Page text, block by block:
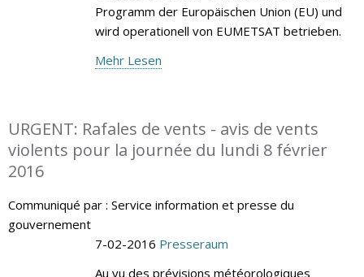
Programm der Europäischen Union (EU) und
wird operationell von EUMETSAT betrieben.
Mehr Lesen
URGENT: Rafales de vents - avis de vents
violents pour la journée du lundi 8 février
2016
Communiqué par : Service information et presse du
gouvernement
7-02-2016 Presseraum
Au vu des prévisions météorologiques